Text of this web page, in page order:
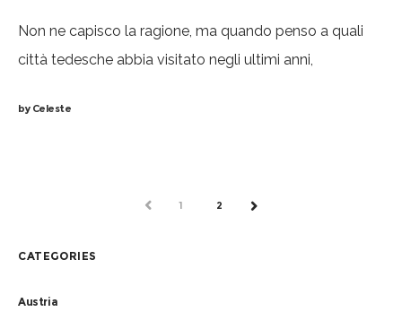
Non ne capisco la ragione, ma quando penso a quali
città tedesche abbia visitato negli ultimi anni,
non mi è rimasta particolarmente impressa,
byCeleste
PREV1 2 NEXT
CATEGORIES
Austria